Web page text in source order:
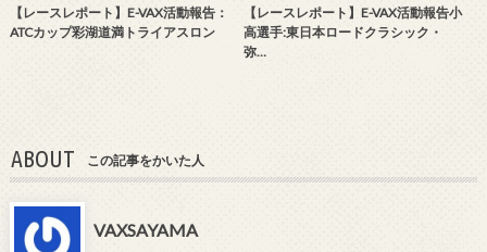
【レースレポート】E-VAX活動報告：
ATCカップ彩湖道満トライアスロン
【レースレポート】E-VAX活動報告小
高選手:東日本ロードクラシック・
弥…
ABOUT この記事をかいた人
VAXSAYAMA